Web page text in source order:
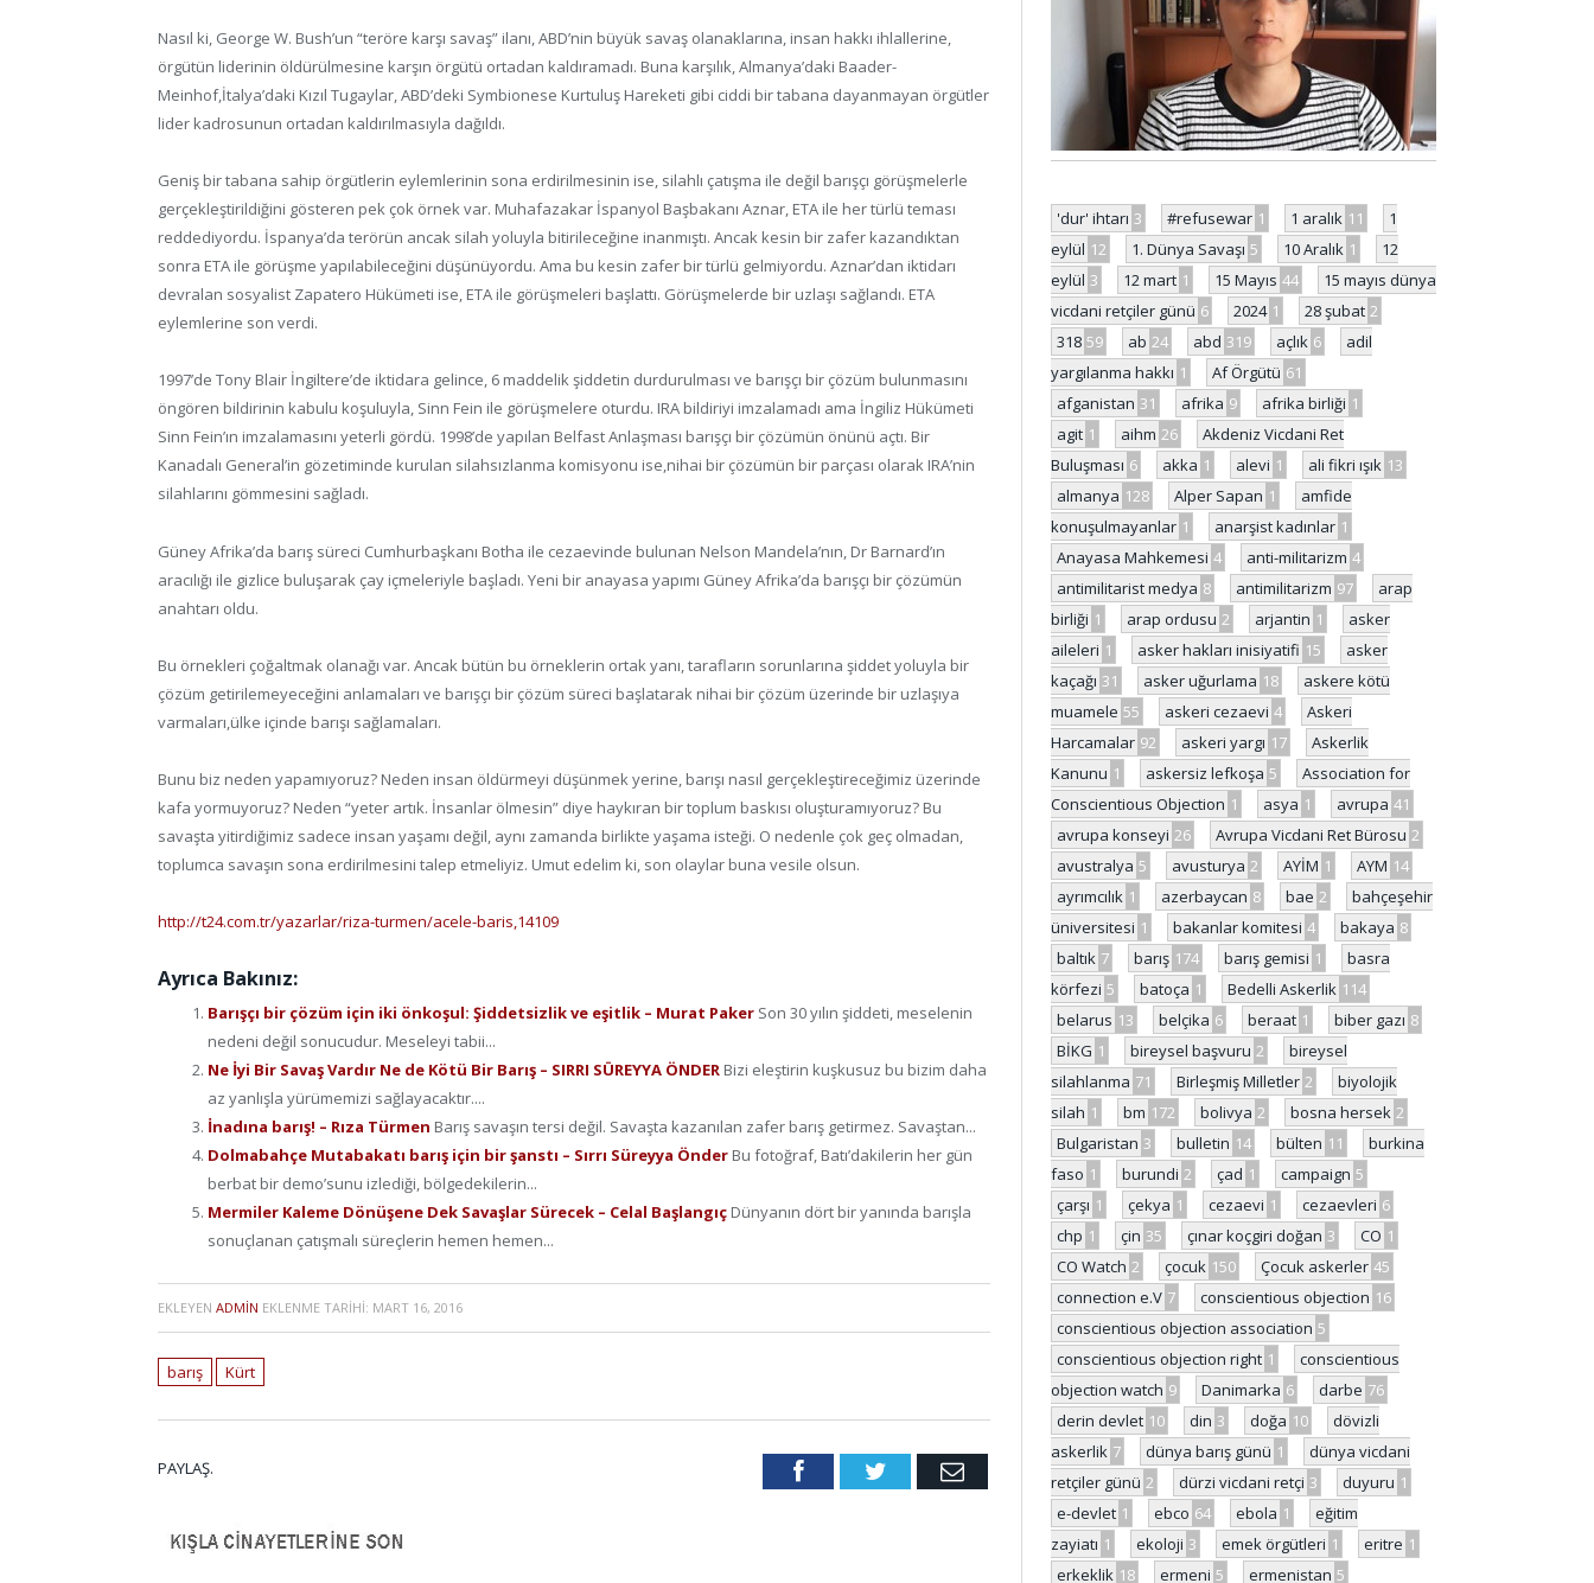
Nasıl ki, George W. Bush’un “teröre karşı savaş” ilanı, ABD’nin büyük savaş olanaklarına, insan hakkı ihlallerine,
örgütün liderinin öldürülmesine karşın örgütü ortadan kaldıramadı. Buna karşılık, Almanya’daki Baader-
Meinhof,İtalya’daki Kızıl Tugaylar, ABD’deki Symbionese Kurtuluş Hareketi gibi ciddi bir tabana dayanmayan örgütler
lider kadrosunun ortadan kaldırılmasıyla dağıldı.
Geniş bir tabana sahip örgütlerin eylemlerinin sona erdirilmesinin ise, silahlı çatışma ile değil barışçı görüşmelerle
gerçekleştirildiğini gösteren pek çok örnek var. Muhafazakar İspanyol Başbakanı Aznar, ETA ile her türlü teması
reddediyordu. İspanya’da terörün ancak silah yoluyla bitirileceğine inanmıştı. Ancak kesin bir zafer kazandıktan
sonra ETA ile görüşme yapılabileceğini düşünüyordu. Ama bu kesin zafer bir türlü gelmiyordu. Aznar’dan iktidarı
devralan sosyalist Zapatero Hükümeti ise, ETA ile görüşmeleri başlattı. Görüşmelerde bir uzlaşı sağlandı. ETA
eylemlerine son verdi.
1997’de Tony Blair İngiltere’de iktidara gelince, 6 maddelik şiddetin durdurulması ve barışçı bir çözüm bulunmasını
öngören bildirinin kabulu koşuluyla, Sinn Fein ile görüşmelere oturdu. IRA bildiriyi imzalamadı ama İngiliz Hükümeti
Sinn Fein’ın imzalamasını yeterli gördü. 1998’de yapılan Belfast Anlaşması barışçı bir çözümün önünü açtı. Bir
Kanadalı General’in gözetiminde kurulan silahsızlanma komisyonu ise,nihai bir çözümün bir parçası olarak IRA’nin
silahlarını gömmesini sağladı.
Güney Afrika’da barış süreci Cumhurbaşkanı Botha ile cezaevinde bulunan Nelson Mandela’nın, Dr Barnard’ın
aracılığı ile gizlice buluşarak çay içmeleriyle başladı. Yeni bir anayasa yapımı Güney Afrika’da barışçı bir çözümün
anahtarı oldu.
Bu örnekleri çoğaltmak olanağı var. Ancak bütün bu örneklerin ortak yanı, tarafların sorunlarına şiddet yoluyla bir
çözüm getirilemeyeceğini anlamaları ve barışçı bir çözüm süreci başlatarak nihai bir çözüm üzerinde bir uzlaşıya
varmaları,ülke içinde barışı sağlamaları.
Bunu biz neden yapamıyoruz? Neden insan öldürmeyi düşünmek yerine, barışı nasıl gerçekleştireceğimiz üzerinde
kafa yormuyoruz? Neden “yeter artık. İnsanlar ölmesin” diye haykıran bir toplum baskısı oluşturamıyoruz? Bu
savaşta yitirdiğimiz sadece insan yaşamı değil, aynı zamanda birlikte yaşama isteği. O nedenle çok geç olmadan,
toplumca savaşın sona erdirilmesini talep etmeliyiz. Umut edelim ki, son olaylar buna vesile olsun.
http://t24.com.tr/yazarlar/riza-turmen/acele-baris,14109
Ayrıca Bakınız:
Barışçı bir çözüm için iki önkoşul: Şiddetsizlik ve eşitlik – Murat Paker Son 30 yılın şiddeti, meselenin
nedeni değil sonucudur. Meseleyi tabii...
Ne İyi Bir Savaş Vardır Ne de Kötü Bir Barış – SIRRI SÜREYYA ÖNDER Bizi eleştirin kuşkusuz bu bizim daha
az yanlışla yürümemizi sağlayacaktır....
İnadına barış! – Rıza Türmen Barış savaşın tersi değil. Savaşta kazanılan zafer barış getirmez. Savaştan...
Dolmabahçe Mutabakatı barış için bir şanstı – Sırrı Süreyya Önder Bu fotoğraf, Batı’dakilerin her gün
berbat bir demo’sunu izlediği, bölgedekilerin...
Mermiler Kaleme Dönüşene Dek Savaşlar Sürecek – Celal Başlangıç Dünyanın dört bir yanında barışla
sonuçlanan çatışmalı süreçlerin hemen hemen...
EKLEYEN ADMIN EKLENME TARIHI: MART 16, 2016
barış Kürt
PAYLAŞ. FacebookTwitter Email
'dur' ihtarı 3 #refusewar 1 1 aralık 11
1
eylül 12 1. Dünya Savaşı 5 10 Aralık 1
12
eylül 3 12 mart 1 15 Mayıs 44
15 mayıs dünya
vicdani retçiler günü 6 2024 1 28 şubat 2
318 59 ab 24 abd 319 açlık 6
adil
yargılanma hakkı 1 Af Örgütü 61
afganistan 31 afrika 9 afrika birliği 1
agit 1 aihm 26
Akdeniz Vicdani Ret
Buluşması 6 akka 1 alevi 1 ali fikri ışık 13
almanya 128 Alper Sapan 1
amfide
konuşulmayanlar 1 anarşist kadınlar 1
Anayasa Mahkemesi 4 anti-militarizm 4
antimilitarist medya 8 antimilitarizm 97
arap
birliği 1 arap ordusu 2 arjantin 1
asker
aileleri 1 asker hakları inisiyatifi 15
asker
kaçağı 31 asker uğurlama 18
askere kötü
muamele 55 askeri cezaevi 4
Askeri
Harcamalar 92 askeri yargı 17
Askerlik
Kanunu 1 askersiz lefkoşa 5
Association for
Conscientious Objection 1 asya 1 avrupa 41
avrupa konseyi 26 Avrupa Vicdani Ret Bürosu 2
avustralya 5 avusturya 2 AYİM 1 AYM 14
ayrımcılık 1 azerbaycan 8 bae 2
bahçeşehir
üniversitesi 1 bakanlar komitesi 4 bakaya 8
baltık 7 barış 174 barış gemisi 1
basra
körfezi 5 batoça 1 Bedelli Askerlik 114
belarus 13 belçika 6 beraat 1 biber gazı 8
BİKG 1 bireysel başvuru 2
bireysel
silahlanma 71 Birleşmiş Milletler 2
biyolojik
silah 1 bm 172 bolivya 2 bosna hersek 2
Bulgaristan 3 bulletin 14 bülten 11
burkina
faso 1 burundi 2 çad 1 campaign 5
çarşı 1 çekya 1 cezaevi 1 cezaevleri 6
chp 1 çin 35 çınar koçgiri doğan 3 CO 1
CO Watch 2 çocuk 150 Çocuk askerler 45
connection e.V 7 conscientious objection 16
conscientious objection association 5
conscientious objection right 1
conscientious
objection watch 9 Danimarka 6 darbe 76
derin devlet 10 din 3 doğa 10
dövizli
askerlik 7 dünya barış günü 1
dünya vicdani
retçiler günü 2 dürzi vicdani retçi 3 duyuru 1
e-devlet 1 ebco 64 ebola 1
eğitim
zayiatı 1 ekoloji 3 emek örgütleri 1 eritre 1
erkeklik 18 ermeni 5 ermenistan 5